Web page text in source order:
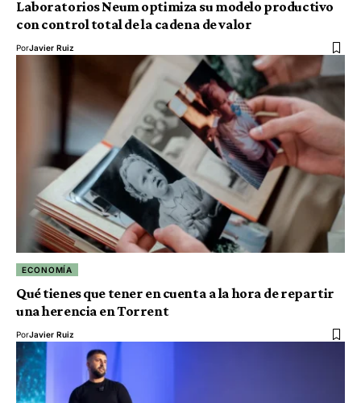
Laboratorios Neum optimiza su modelo productivo
con control total de la cadena de valor
PorJavier Ruiz
ECONOMÍA
Qué tienes que tener en cuenta a la hora de repartir
una herencia en Torrent
PorJavier Ruiz